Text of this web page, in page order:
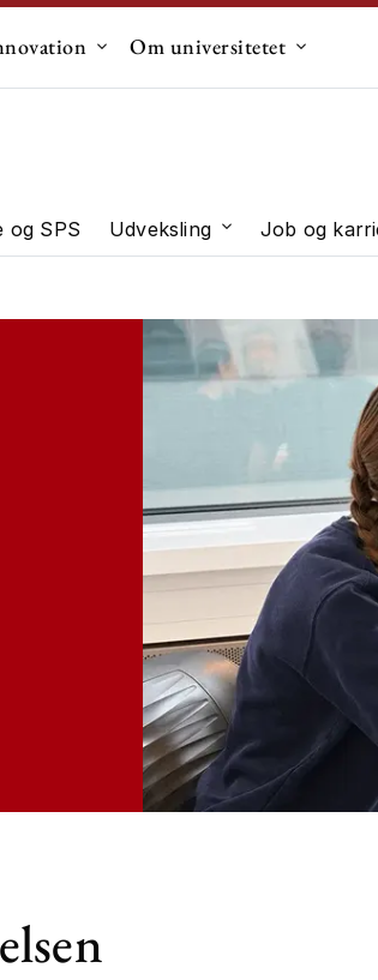
til "Forskning"
Undermenu til "Innovation"
Om universitetet
SPS Udveksling Undermenu til
Job og